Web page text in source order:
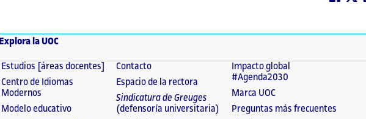
Explora la UOC
Estudios [áreas docentes]
Centro de Idiomas
Modernos
Modelo educativo
Contacto
Espacio de la rectora
Sindicatura de Greuges
(defensoría universitaria)
Impacto global
#Agenda2030
Marca UOC
Preguntas más frecuentes